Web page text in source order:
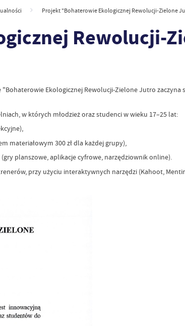
Projekt "Bohaterowie Ekologicznej Rewolucji-Zielone
Rewolucji-
Ekologicznej Rewolucji-Zielone Jutro
w których młodzież oraz studenci w wieku 17–25 lat:
materiałowym 300 zł dla każdej grupy),
planszowe, aplikacje cyfrowe, narzędziownik online).
przy użyciu interaktywnych narzędzi (Kahoot,